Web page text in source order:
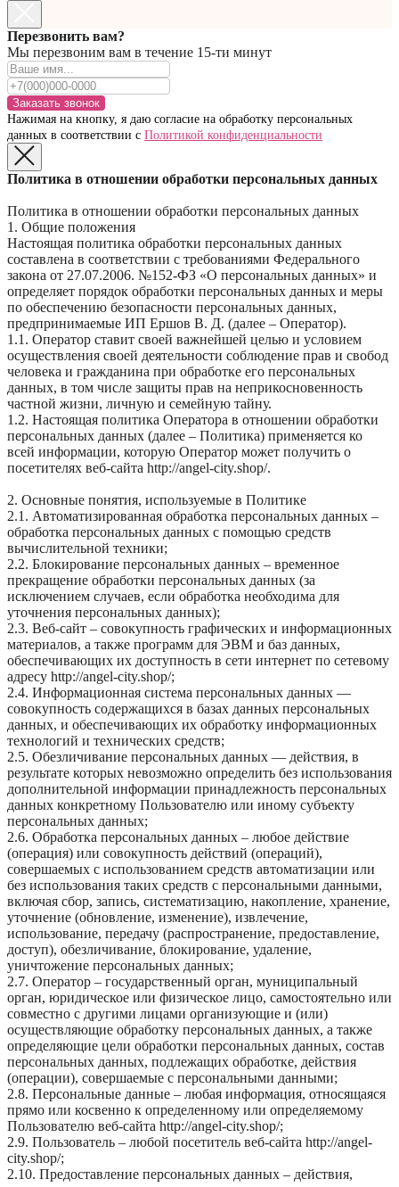
Перезвонить вам?
Мы перезвоним вам в течение 15-ти минут
Заказать звонок
Нажимая на кнопку, я даю согласие на обработку персональных
данных в соответствии с Политикой конфиденциальности
Политика в отношении обработки персональных данных
Политика в отношении обработки персональных данных
1. Общие положения
Настоящая политика обработки персональных данных
составлена в соответствии с требованиями Федерального
закона от 27.07.2006. №152-ФЗ «О персональных данных» и
определяет порядок обработки персональных данных и меры
по обеспечению безопасности персональных данных,
предпринимаемые ИП Ершов В. Д. (далее – Оператор).
1.1. Оператор ставит своей важнейшей целью и условием
осуществления своей деятельности соблюдение прав и свобод
человека и гражданина при обработке его персональных
данных, в том числе защиты прав на неприкосновенность
частной жизни, личную и семейную тайну.
1.2. Настоящая политика Оператора в отношении обработки
персональных данных (далее – Политика) применяется ко
всей информации, которую Оператор может получить о
посетителях веб-сайта http://angel-city.shop/.
2. Основные понятия, используемые в Политике
2.1. Автоматизированная обработка персональных данных –
обработка персональных данных с помощью средств
вычислительной техники;
2.2. Блокирование персональных данных – временное
прекращение обработки персональных данных (за
исключением случаев, если обработка необходима для
уточнения персональных данных);
2.3. Веб-сайт – совокупность графических и информационных
материалов, а также программ для ЭВМ и баз данных,
обеспечивающих их доступность в сети интернет по сетевому
адресу http://angel-city.shop/;
2.4. Информационная система персональных данных —
совокупность содержащихся в базах данных персональных
данных, и обеспечивающих их обработку информационных
технологий и технических средств;
2.5. Обезличивание персональных данных — действия, в
результате которых невозможно определить без использования
дополнительной информации принадлежность персональных
данных конкретному Пользователю или иному субъекту
персональных данных;
2.6. Обработка персональных данных – любое действие
(операция) или совокупность действий (операций),
совершаемых с использованием средств автоматизации или
без использования таких средств с персональными данными,
включая сбор, запись, систематизацию, накопление, хранение,
уточнение (обновление, изменение), извлечение,
использование, передачу (распространение, предоставление,
доступ), обезличивание, блокирование, удаление,
уничтожение персональных данных;
2.7. Оператор – государственный орган, муниципальный
орган, юридическое или физическое лицо, самостоятельно или
совместно с другими лицами организующие и (или)
осуществляющие обработку персональных данных, а также
определяющие цели обработки персональных данных, состав
персональных данных, подлежащих обработке, действия
(операции), совершаемые с персональными данными;
2.8. Персональные данные – любая информация, относящаяся
прямо или косвенно к определенному или определяемому
Пользователю веб-сайта http://angel-city.shop/;
2.9. Пользователь – любой посетитель веб-сайта http://angel-
city.shop/;
2.10. Предоставление персональных данных – действия,